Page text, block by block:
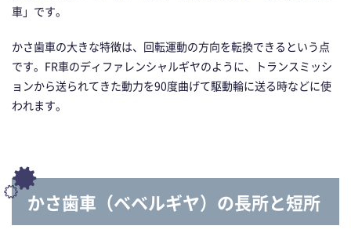
車」です。
かさ歯車の大きな特徴は、回転運動の方向を転換できるという点
です。FR車のディファレンシャルギヤのように、トランスミッシ
ョンから送られてきた動力を90度曲げて駆動輪に送る時などに使
われます。
かさ歯車（ベベルギヤ）の長所と短所